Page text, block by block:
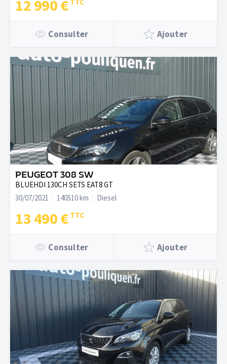
12 990 €
Consulter Ajouter
PEUGEOT 308 SW
BLUEHDI 130CH SETS EAT8 GT
30/07/2021
140510 km Diesel
13 490 €
Consulter Ajouter